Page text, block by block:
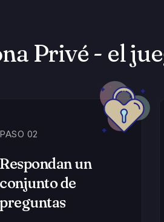
Privé - el
PASO 02
Respondan un
conjunto de
preguntas